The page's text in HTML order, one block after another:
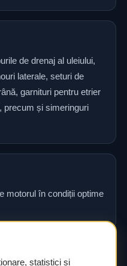
de drenaj al uleiului,
laterale, seturi de
garnituri pentru etrier
precum și simeringuri
motorul în condiții optime
tehnicăstatistici și